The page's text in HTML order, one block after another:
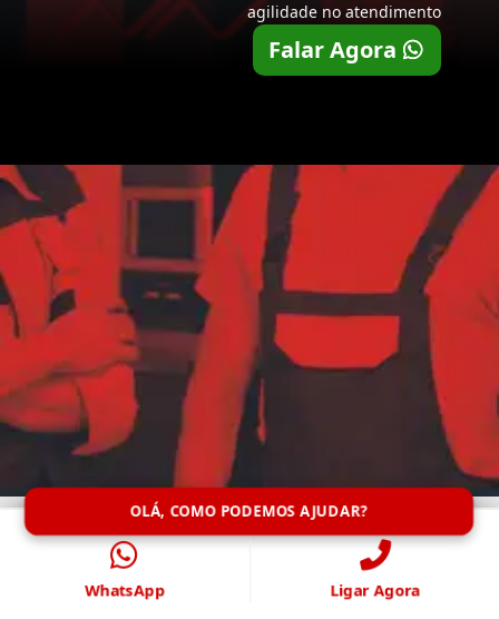
agilidade no atendimento
Falar Agora
OLÁ, COMO PODEMOS AJUDAR?
WhatsApp Ligar Agora